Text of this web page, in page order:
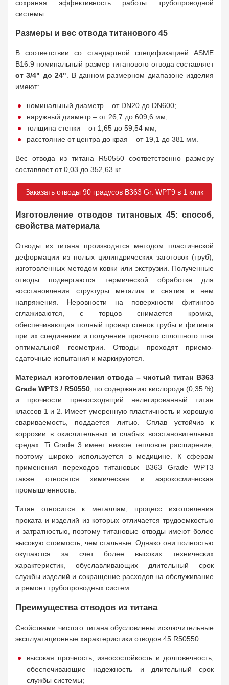
сохраняя эффективность работы трубопроводной
системы.
Размеры и вес отвода титанового 45
В соответствии со стандартной спецификацией ASME
B16.9 номинальный размер титанового отвода составляет
от 3/4" до 24" . В данном размерном диапазоне изделия
имеют:
номинальный диаметр – от DN20 до DN600;
наружный диаметр – от 26,7 до 609,6 мм;
толщина стенки – от 1,65 до 59,54 мм;
расстояние от центра до края – от 19,1 до 381 мм.
Вес отвода из титана R50550 соответственно размеру
составляет от 0,03 до 352,63 кг.
Заказать отводы 90 градусов B363 Gr. WPT9 в 1 клик
Изготовление отводов титановых 45: способ,
свойства материала
Отводы из титана производятся методом пластической
деформации из полых цилиндрических заготовок (труб),
изготовленных методом ковки или экструзии. Полученные
отводы подвергаются термической обработке для
восстановления структуры металла и снятия в нем
напряжения. Неровности на поверхности фитингов
сглаживаются, с торцов снимается кромка,
обеспечивающая полный провар стенок трубы и фитинга
при их соединении и получение прочного сплошного шва
оптимальной геометрии. Отводы проходят приемо-
сдаточные испытания и маркируются.
Материал изготовления отвода – чистый титан B363
Grade WPT3 / R50550 , по содержанию кислорода (0,35 %)
и прочности превосходящий нелегированный титан
классов 1 и 2. Имеет умеренную пластичность и хорошую
свариваемость, поддается литью. Сплав устойчив к
коррозии в окислительных и слабых восстановительных
средах. Ti Grade 3 имеет низкое тепловое расширение,
поэтому широко используется в медицине. К сферам
применения переходов титановых B363 Grade WPT3
также относятся химическая и аэрокосмическая
промышленность.
Титан относится к металлам, процесс изготовления
проката и изделий из которых отличается трудоемкостью
и затратностью, поэтому титановые отводы имеют более
высокую стоимость, чем стальные. Однако они полностью
окупаются за счет более высоких технических
характеристик, обуславливающих длительный срок
службы изделий и сокращение расходов на обслуживание
и ремонт трубопроводных систем.
Преимущества отводов из титана
Свойствами чистого титана обусловлены исключительные
эксплуатационные характеристики отводов 45 R50550:
высокая прочность, износостойкость и долговечность,
обеспечивающие надежность и длительный срок
службы системы;